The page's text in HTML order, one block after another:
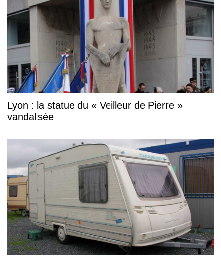
Lyon : la statue du « Veilleur de Pierre »
vandalisée